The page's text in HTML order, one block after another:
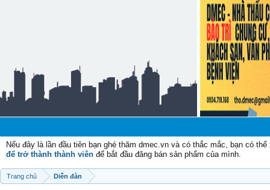
Nếu đây là lần đầu tiên bạn ghé thăm dmec.vn và có thắc mắc, bạn có
để trở thành thành viên để bắt đầu đăng bán sản phẩm của mình.
Trang chủ Diễn đàn